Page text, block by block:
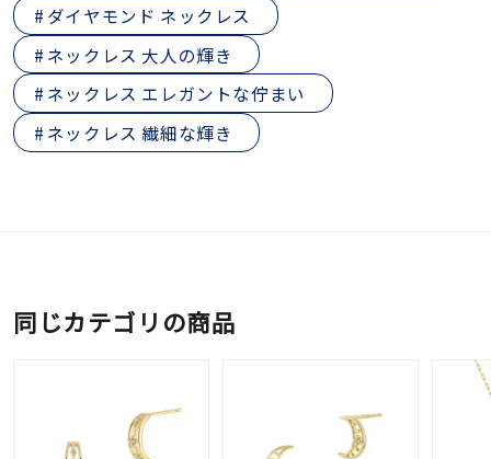
ダイヤモンド ネックレス
ネックレス 大人の輝き
ネックレス エレガントな佇まい
ネックレス 繊細な輝き
同じカテゴリの商品